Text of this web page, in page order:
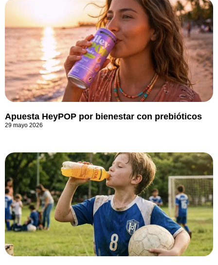
Apuesta HeyPOP por bienestar con prebióticos
29 mayo 2026